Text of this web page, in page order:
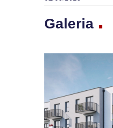
Galeria